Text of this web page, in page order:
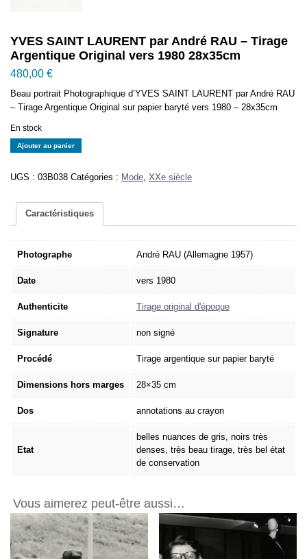
YVES SAINT LAURENT par André RAU – Tirage
Argentique Original vers 1980 28x35cm
480,00 €
Beau portrait Photographique d’YVES SAINT LAURENT par André RAU
– Tirage Argentique Original sur papier baryté vers 1980 – 28x35cm
En stock
quantité
YVES
André
RAU
Tirage
Argentique
Original
vers
1980
28x35cm
Ajouter au panier
UGS : 03B038 Catégories : Mode XXe siècle
Caractéristiques
Photographe André RAU (Allemagne 1957)
Date vers 1980
Authenticite Tirage original d'époque
Signature non signé
Procédé Tirage argentique sur papier baryté
Dimensions hors marges 28×35 cm
Dos annotations au crayon
Etat
belles nuances de gris, noirs très
denses, très beau tirage, très bel état
de conservation
Vous aimerez peut-être aussi…